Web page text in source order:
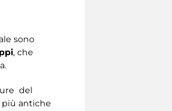
sono
, che
del
più antiche